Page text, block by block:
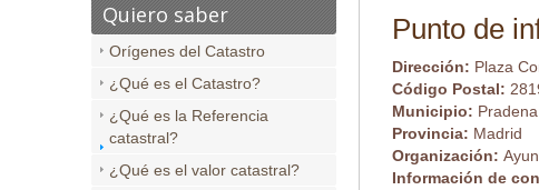
Punto de
Dirección: Plaza
Código Postal:
Municipio:
Provincia: Madrid
Organización:
Información de
Quiero saber
Orígenes del Catastro
¿Qué es el Catastro?
¿Qué es la Referencia
catastral?
¿Qué es el valor catastral?